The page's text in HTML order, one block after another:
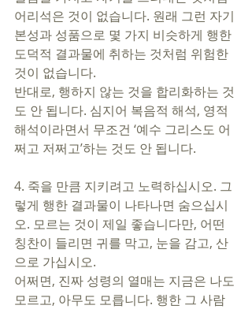
어리석은 것이 없습니다. 원래 그런 자기
본성과 성품으로 몇 가지 비슷하게 행한
도덕적 결과물에 취하는 것처럼 위험한
것이 없습니다.
반대로, 행하지 않는 것을 합리화하는 것
도 안 됩니다. 심지어 복음적 해석, 영적
해석이라면서 무조건 ‘예수 그리스도 어
쩌고 저쩌고’하는 것도 안 됩니다.
4. 죽을 만큼 지키려고 노력하십시오. 그
렇게 행한 결과물이 나타나면 숨으십시
오. 모르는 것이 제일 좋습니다만, 어떤
칭찬이 들리면 귀를 막고, 눈을 감고, 산
으로 가십시오.
어쩌면, 진짜 성령의 열매는 지금은 나도
모르고, 아무도 모릅니다. 행한 그 사람